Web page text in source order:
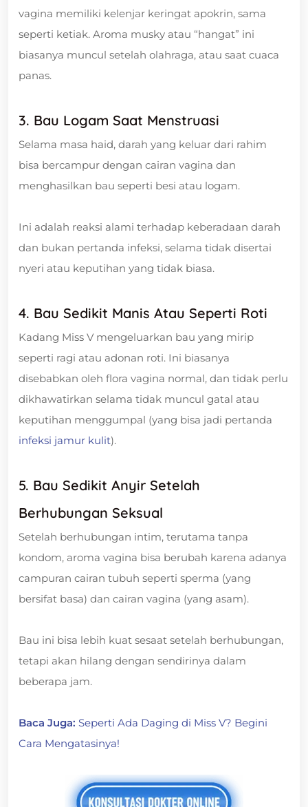
vagina memiliki kelenjar keringat apokrin, sama
seperti ketiak. Aroma musky atau “hangat” ini
biasanya muncul setelah olahraga, atau saat cuaca
panas.
3. Bau Logam Saat Menstruasi
Selama masa haid, darah yang keluar dari rahim
bisa bercampur dengan cairan vagina dan
menghasilkan bau seperti besi atau logam.
Ini adalah reaksi alami terhadap keberadaan darah
dan bukan pertanda infeksi, selama tidak disertai
nyeri atau keputihan yang tidak biasa.
4. Bau Sedikit Manis Atau Seperti Roti
Kadang Miss V mengeluarkan bau yang mirip
seperti ragi atau adonan roti. Ini biasanya
disebabkan oleh flora vagina normal, dan tidak perlu
dikhawatirkan selama tidak muncul gatal atau
keputihan menggumpal (yang bisa jadi pertanda
infeksi jamur kulit).
5. Bau Sedikit Anyir Setelah
Berhubungan Seksual
Setelah berhubungan intim, terutama tanpa
kondom, aroma vagina bisa berubah karena adanya
campuran cairan tubuh seperti sperma (yang
bersifat basa) dan cairan vagina (yang asam).
Bau ini bisa lebih kuat sesaat setelah berhubungan,
tetapi akan hilang dengan sendirinya dalam
beberapa jam.
Baca Juga: Seperti Ada Daging di Miss V? Begini
Cara Mengatasinya!